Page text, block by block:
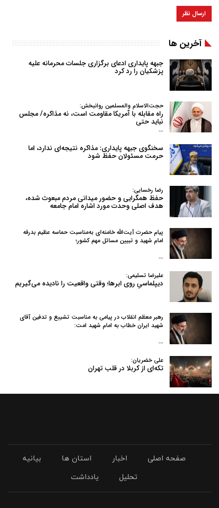
آخرین ها
جبهه پایداری ادعای برگزاری جلسات محرمانه علیه
پزشکیان را رد کرد
حجت‌الاسلام والمسلمین روانبخش:
راه مقابله با آمریکا مقاومت است، نه مذاکره/ مجلس
نباید حتی
…
سخنگوی جبهه پایداری: مذاکره نتیجه‌ای ندارد، اما
حرمت مسئولان حفظ شود
رضا رخسایی:
حفظ همگرایی و حضور میدانی مردم مبعوث شده،
هدف اصلی وحدت مورد اشاره امام جامعه
پیام حضرت آیت‌الله خامنه‌ای به‌مناسبت حماسه عظیم بدرقه
امام شهید و تبیین مسائل مهم کشور؛
…
علیرضا تسلیمی:
دیپلماسیِ روی ابرها؛ وقتی واقعیت را نادیده می‌گیریم
رهبر معظم انقلاب در پیامی به‌ مناسبت تشییع و تدفین آقای
شهید ایران خطاب به امام شهید امت:
…
علی خضریان:
تکه‌ای از کربلا در قلب تهران
صفحه اصلی اخبار استان ها
بیانیه
تحلیل
یادداشت